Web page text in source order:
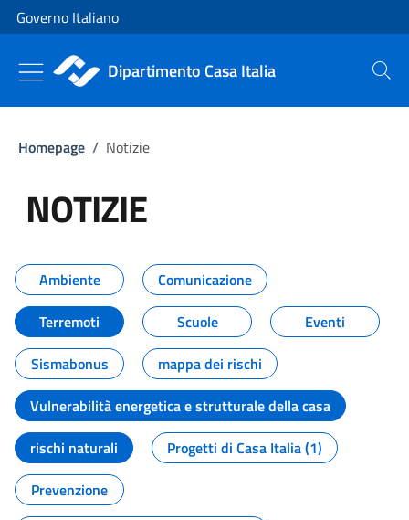
Vai al contenuto
Vai alla navigazione del sito
Governo Italiano
Dipartimento Casa Italia Cerca
Homepage / Notizie
NOTIZIE
Tutti i contenuti della pagina
Ambiente
Comunicazione
Terremoti
Scuole
Eventi
Sismabonus
mappa dei rischi
Vulnerabilità energetica e strutturale della casa
rischi naturali
Progetti di Casa Italia (1)
Prevenzione